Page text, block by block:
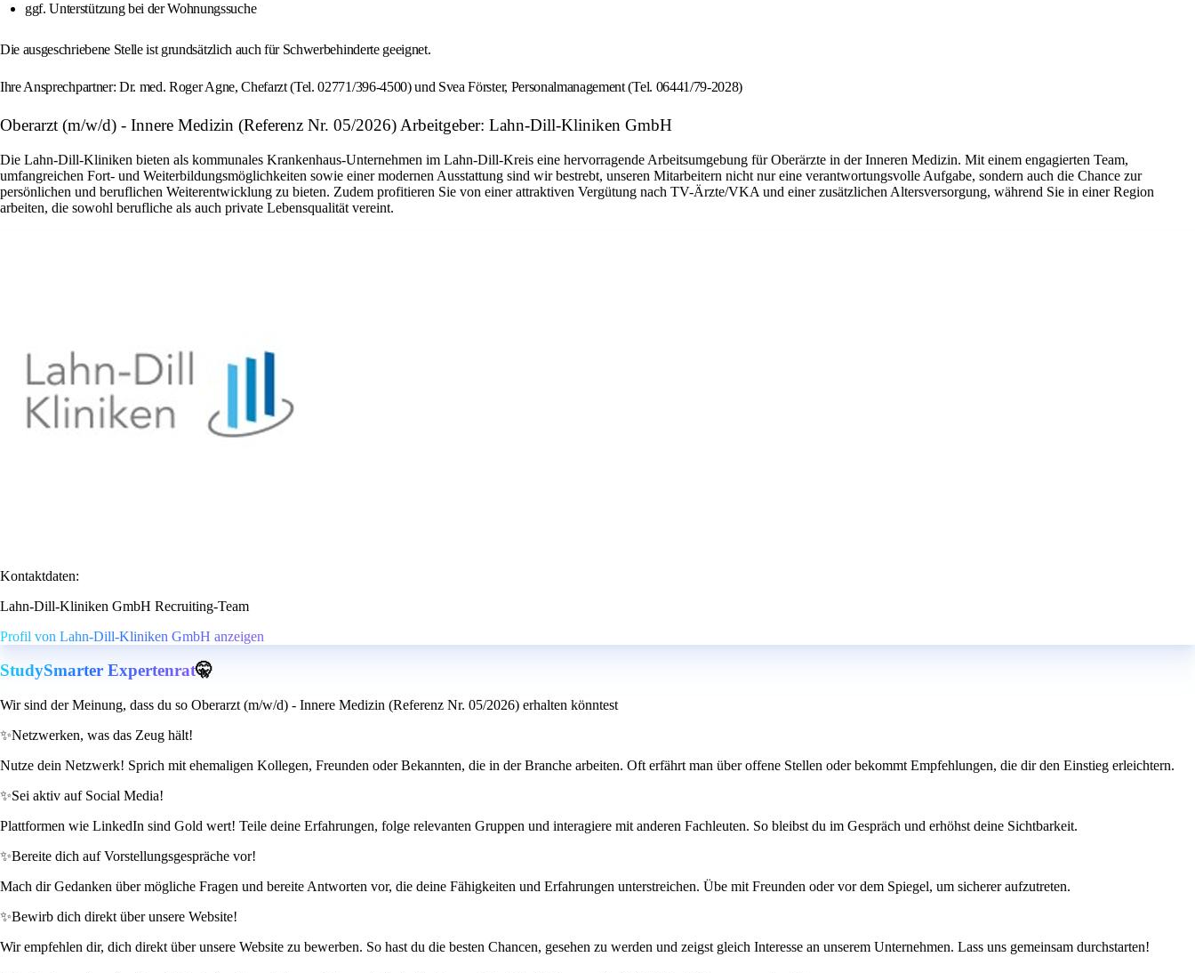
ggf. Unterstützung bei der Wohnungssuche
Die ausgeschriebene Stelle ist grundsätzlich auch für Schwerbehinderte geeignet.
Ihre Ansprechpartner: Dr. med. Roger Agne, Chefarzt (Tel. 02771/396-4500) und Svea Förster, Personalmanagement (Tel. 06441/79-2028)
Oberarzt (m/w/d) - Innere Medizin (Referenz Nr. 05/2026) Arbeitgeber: Lahn-Dill-Kliniken GmbH
Die Lahn-Dill-Kliniken bieten als kommunales Krankenhaus-Unternehmen im Lahn-Dill-Kreis eine hervorragende Arbeitsumgebung für Oberärzte in der Inneren Medizin. Mit einem engagierten Team,
umfangreichen Fort- und Weiterbildungsmöglichkeiten sowie einer modernen Ausstattung sind wir bestrebt, unseren Mitarbeitern nicht nur eine verantwortungsvolle Aufgabe, sondern auch die Chance zur
persönlichen und beruflichen Weiterentwicklung zu bieten. Zudem profitieren Sie von einer attraktiven Vergütung nach TV-Ärzte/VKA und einer zusätzlichen Altersversorgung, während Sie in einer Region
arbeiten, die sowohl berufliche als auch private Lebensqualität vereint.
Kontaktdaten:
Lahn-Dill-Kliniken GmbH Recruiting-Team
Profil von Lahn-Dill-Kliniken GmbH anzeigen
StudySmarter Expertenrat🤫
Wir sind der Meinung, dass du so Oberarzt (m/w/d) - Innere Medizin (Referenz Nr. 05/2026) erhalten könntest
✨Netzwerken, was das Zeug hält!
Nutze dein Netzwerk! Sprich mit ehemaligen Kollegen, Freunden oder Bekannten, die in der Branche arbeiten. Oft erfährt man über offene Stellen oder bekommt Empfehlungen, die dir den Einstieg erleichtern.
✨Sei aktiv auf Social Media!
Plattformen wie LinkedIn sind Gold wert! Teile deine Erfahrungen, folge relevanten Gruppen und interagiere mit anderen Fachleuten. So bleibst du im Gespräch und erhöhst deine Sichtbarkeit.
✨Bereite dich auf Vorstellungsgespräche vor!
Mach dir Gedanken über mögliche Fragen und bereite Antworten vor, die deine Fähigkeiten und Erfahrungen unterstreichen. Übe mit Freunden oder vor dem Spiegel, um sicherer aufzutreten.
✨Bewirb dich direkt über unsere Website!
Wir empfehlen dir, dich direkt über unsere Website zu bewerben. So hast du die besten Chancen, gesehen zu werden und zeigst gleich Interesse an unserem Unternehmen. Lass uns gemeinsam durchstarten!